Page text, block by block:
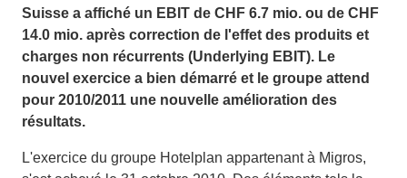
Suisse a affiché un EBIT de CHF 6.7 mio. ou de CHF
14.0 mio. après correction de l'effet des produits et
charges non récurrents (Underlying EBIT). Le
nouvel exercice a bien démarré et le groupe attend
pour 2010/2011 une nouvelle amélioration des
résultats.
L'exercice du groupe Hotelplan appartenant à Migros,